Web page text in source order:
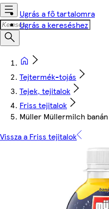
Ugrás a fő tartalomra
Ugrás a kereséshez
Tejtermék-tojás
Tejek, tejitalok
Friss tejitalok
Müller Müllermilch
Vissza a Friss tejitalok